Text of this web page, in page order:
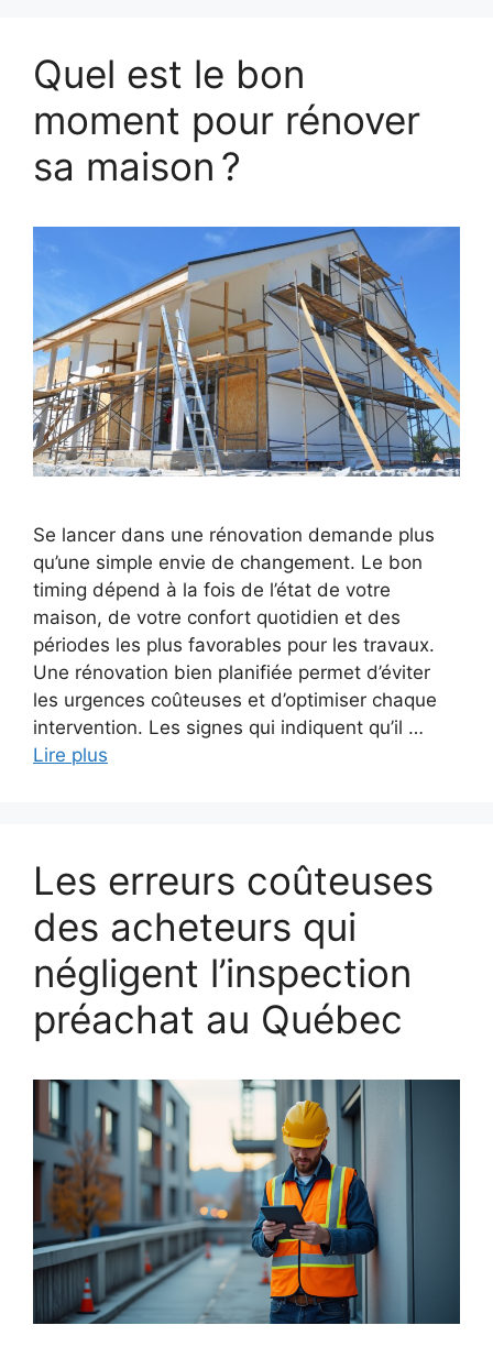
Quel est le bon
moment pour rénover
sa maison ?
Se lancer dans une rénovation demande plus
qu’une simple envie de changement. Le bon
timing dépend à la fois de l’état de votre
maison, de votre confort quotidien et des
périodes les plus favorables pour les travaux.
Une rénovation bien planifiée permet d’éviter
les urgences coûteuses et d’optimiser chaque
intervention. Les signes qui indiquent qu’il …
Lire plus
Les erreurs coûteuses
des acheteurs qui
négligent l’inspection
préachat au Québec